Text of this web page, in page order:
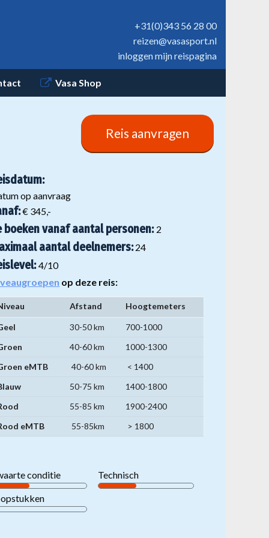
+31(0)343 56 28 00
reizen@vasasport.nl
inloggen mijn reispagina
Vasa Shop
Reis aanvragen
op aanvraag
€ 345,-
boeken vanaf aantal personen:2
aantal deelnemers:24
4/10
op deze reis:
Afstand Hoogtemeters
30-50 km
700-1000
40-60 km
1000-1300
eMTB
40-60 km
< 1400
50-75 km
1400-1800
55-85 km
1900-2400
eMTB
55-85km > 1800
conditie Technisch